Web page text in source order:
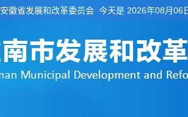
安徽省发展和改革委员会 今天是 2026年08月06